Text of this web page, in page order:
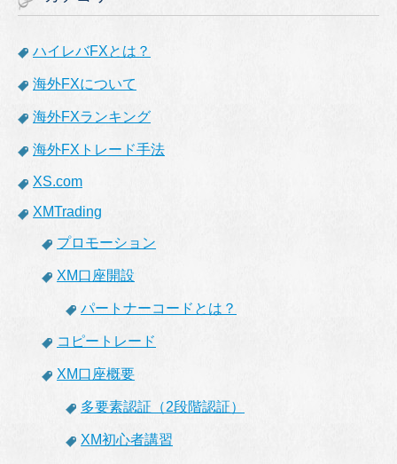
ハイレバFXとは？
海外FXについて
海外FXランキング
海外FXトレード手法
XS.com
XMTrading
プロモーション
XM口座開設
パートナーコードとは？
コピートレード
XM口座概要
多要素認証（2段階認証）
XM初心者講習